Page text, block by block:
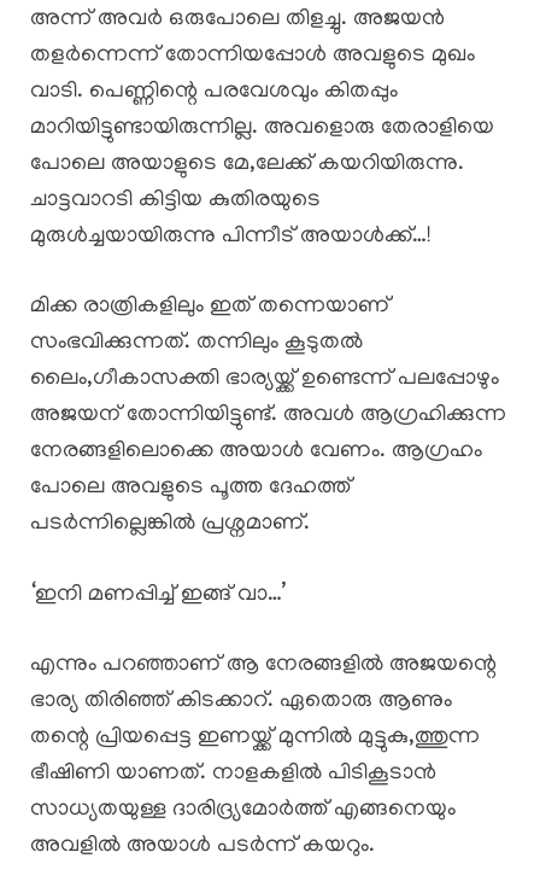
അന്ന് അവർ ഒരുപോലെ തിളച്ചു. അജയൻ
തളർന്നെന്ന് തോന്നിയപ്പോൾ അവളുടെ മുഖം
വാടി. പെണ്ണിന്റെ പരവേശവും കിതപ്പും
മാറിയിട്ടുണ്ടായിരുന്നില്ല. അവളൊരു തേരാളിയെ
പോലെ അയാളുടെ മേ,ലേക്ക് കയറിയിരുന്നു.
ചാട്ടവാറടി കിട്ടിയ കുതിരയുടെ
മുരുൾച്ചയായിരുന്നു പിന്നീട് അയാൾക്ക്…!
മിക്ക രാത്രികളിലും ഇത് തന്നെയാണ്
സംഭവിക്കുന്നത്. തന്നിലും കൂടുതൽ
ലൈം,ഗീകാസക്തി ഭാര്യയ്ക്ക് ഉണ്ടെന്ന് പലപ്പോഴും
അജയന് തോന്നിയിട്ടുണ്ട്. അവൾ ആഗ്രഹിക്കുന്ന
നേരങ്ങളിലൊക്കെ അയാൾ വേണം. ആഗ്രഹം
പോലെ അവളുടെ പൂത്ത ദേഹത്ത്
പടർന്നില്ലെങ്കിൽ പ്രശ്നമാണ്.
‘ഇനി മണപ്പിച്ച് ഇങ്ങ് വാ…’
എന്നും പറഞ്ഞാണ് ആ നേരങ്ങളിൽ അജയന്റെ
ഭാര്യ തിരിഞ്ഞ് കിടക്കാറ്. ഏതൊരു ആണും
തന്റെ പ്രിയപ്പെട്ട ഇണയ്ക്ക് മുന്നിൽ മുട്ടുകു,ത്തുന്ന
ഭീഷിണി യാണത്. നാളകളിൽ പിടികൂടാൻ
സാധ്യതയുള്ള ദാരിദ്ര്യമോർത്ത് എങ്ങനെയും
അവളിൽ അയാൾ പടർന്ന് കയറും.